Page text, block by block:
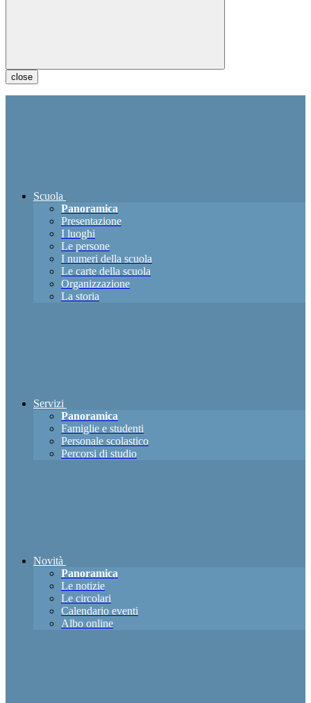
close
Scuola
Panoramica
Presentazione
I luoghi
Le persone
I numeri della scuola
Le carte della scuola
Organizzazione
La storia
Servizi
Panoramica
Famiglie e studenti
Personale scolastico
Percorsi di studio
Novità
Panoramica
Le notizie
Le circolari
Calendario eventi
Albo online